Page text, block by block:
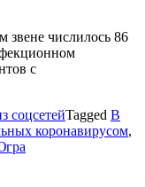
звене числилось 86
с
соцсетейTagged В
коронавирусом,